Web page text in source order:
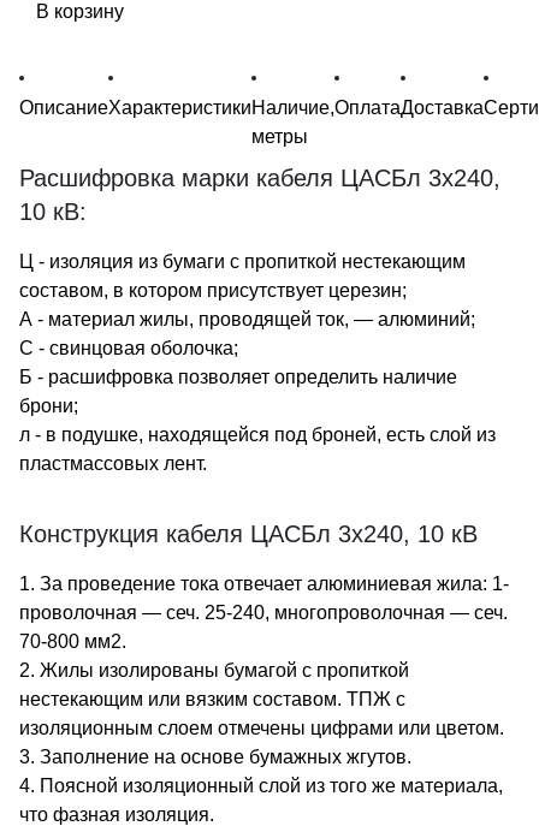
В корзину
ОписаниеХарактеристикиНаличие,
метры
ОплатаДоставка
Расшифровка марки кабеля ЦАСБл 3х240,
10 кВ:
Ц - изоляция из бумаги с пропиткой нестекающим
составом, в котором присутствует церезин;
А - материал жилы, проводящей ток, — алюминий;
С - свинцовая оболочка;
Б - расшифровка позволяет определить наличие
брони;
л - в подушке, находящейся под броней, есть слой из
пластмассовых лент.
Конструкция кабеля ЦАСБл 3х240, 10 кВ
1. За проведение тока отвечает алюминиевая жила: 1-
проволочная — сеч. 25-240, многопроволочная — сеч.
70-800 мм2.
2. Жилы изолированы бумагой с пропиткой
нестекающим или вязким составом. ТПЖ с
изоляционным слоем отмечены цифрами или цветом.
3. Заполнение на основе бумажных жгутов.
4. Поясной изоляционный слой из того же материала,
что фазная изоляция.